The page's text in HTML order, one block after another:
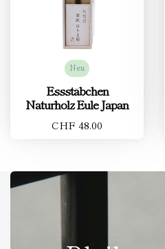
Neu
Essstäbchen
Naturholz Eule Japan
CHF 48.00